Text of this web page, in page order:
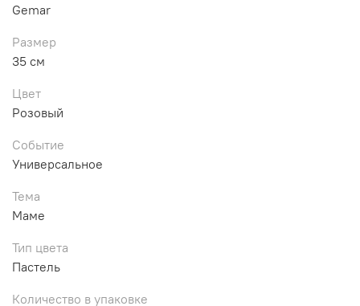
Gemar
Размер
35 см
Цвет
Розовый
Событие
Универсальное
Тема
Маме
Тип цвета
Пастель
Количество в упаковке